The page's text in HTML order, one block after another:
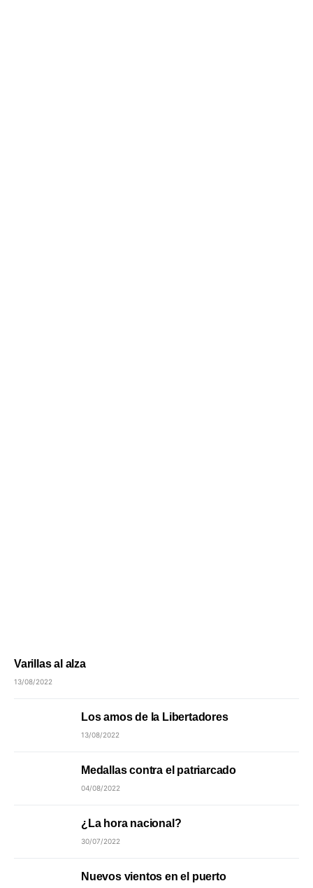
Varillas al alza
13/08/2022
Los amos de la Libertadores
13/08/2022
Medallas contra el patriarcado
04/08/2022
¿La hora nacional?
30/07/2022
Nuevos vientos en el puerto